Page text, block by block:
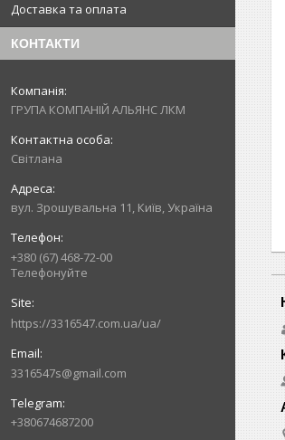
Доставка та оплата
КОНТАКТИ
ГРУПА КОМПАНІЙ АЛЬЯНС ЛКМ
Світлана
вул. Зрошувальна 11, Київ, Україна
+380 (67) 468-72-00
Телефонуйте
https://3316547.com.ua/ua/
3316547s@gmail.com
+380674687200